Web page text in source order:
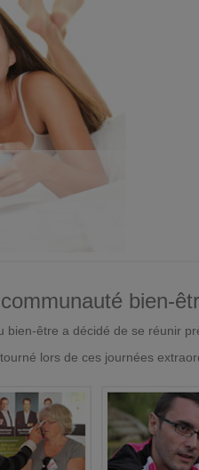
bien-
être a décidé de se réunir
lors de ces journées